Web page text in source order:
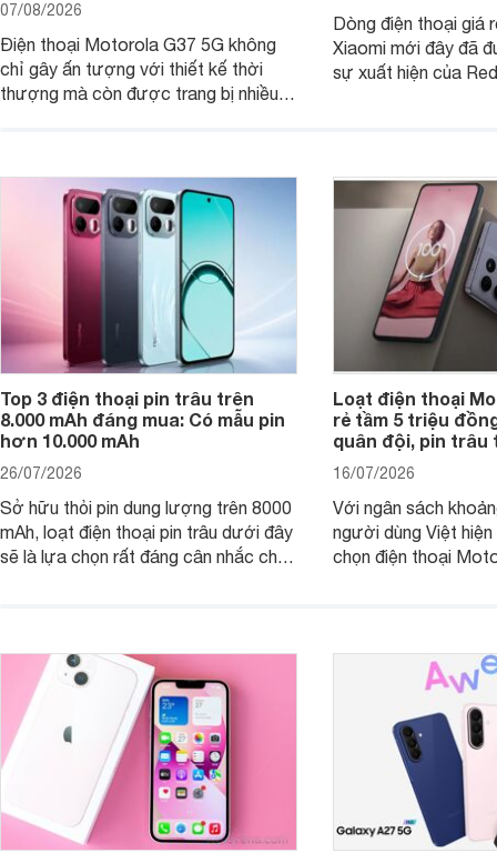
07/08/2026
Điện thoại Motorola G37 5G không
chỉ gây ấn tượng với thiết kế thời
thượng mà còn được trang bị nhiều
Dòng điện thoại giá
Xiaomi mới đây đã
sự xuất hiện của
Top 3 điện thoại pin trâu trên
8.000 mAh đáng mua: Có mẫu pin
hơn 10.000 mAh
26/07/2026
Sở hữu thỏi pin dung lượng trên 8000
mAh, loạt điện thoại pin trâu dưới đây
sẽ là lựa chọn rất đáng cân nhắc cho
Loạt điện thoại
rẻ tầm 5 triệu
quân đội, pin trâu
16/07/2026
Với ngân sách
người dùng Việt
chọn điện thoại